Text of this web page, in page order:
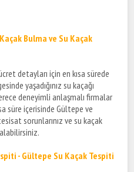
Bulma ve Su Kaçak
detayları için en kısa sürede
yaşadığınız su kaçağı
deneyimli anlaşmalı firmalar
süre içerisinde Gültepe ve
sorunlarınız ve su kaçak
alabilirsiniz.
- Gültepe Su Kaçak Tespiti